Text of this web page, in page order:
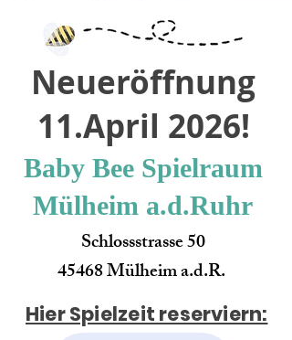
Neueröffnung
11.April 2026!
Baby Bee Spielraum
Mülheim a.d.Ruhr
Schlossstrasse 50
45468 Mülheim a.d.R.
Hier Spielzeit reserviern: